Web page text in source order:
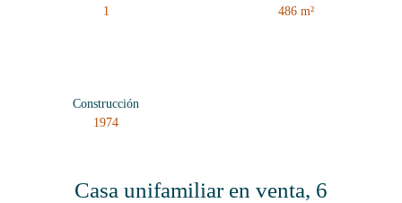
1
486 m²
Construcción
1974
Casa unifamiliar en venta, 6